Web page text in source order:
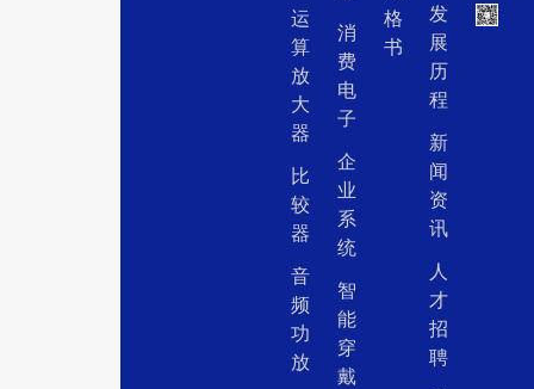
运
算
放
大
器
比
较
器
音
频
功
放
消
费
电
子
企
业
系
统
智
能
穿
戴
格
书
发
展
历
程
新
闻
资
讯
人
才
招
聘